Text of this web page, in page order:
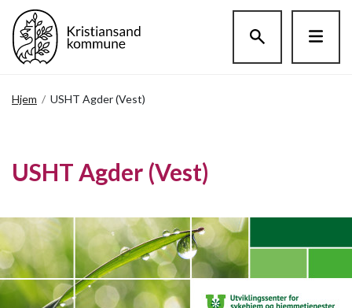
Hjem / USHT Agder (Vest)
USHT Agder (Vest)